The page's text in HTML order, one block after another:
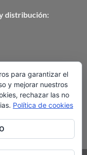
distribución:
para garantizar el
y mejorar nuestros
rechazar las no
Política de cookies